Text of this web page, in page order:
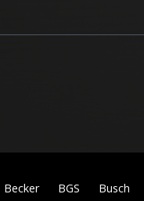
Becker BGS Busch